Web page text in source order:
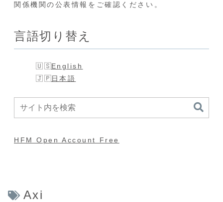
関係機関の公表情報をご確認ください。
言語切り替え
English
日本語
HFM Open Account Free
Axi